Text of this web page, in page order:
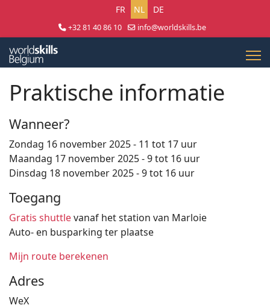
Selecteer uw taal
FR NL DE
+32 81 40 86 10
info@worldskills.be
Praktische informatie
Wanneer?
Zondag 16 november 2025 - 11 tot 17 uur
Maandag 17 november 2025 - 9 tot 16 uur
Dinsdag 18 november 2025 - 9 tot 16 uur
Toegang
Gratis shuttlevanaf het station van Marloie
Auto- en busparking ter plaatse
Mijn route berekenen
Adres
WeX